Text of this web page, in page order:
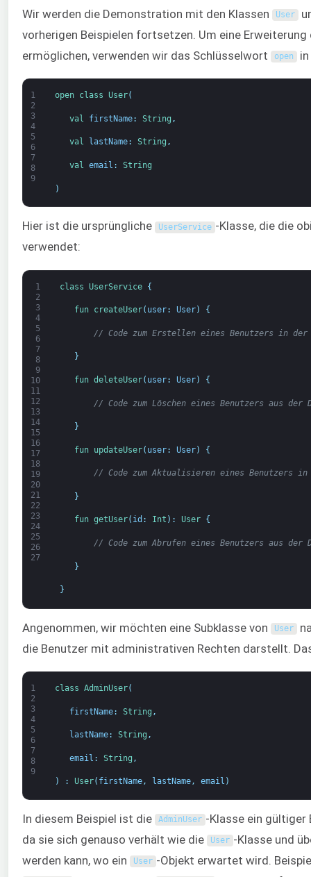
Wir werden die Demonstration mit den Klassen User
vorherigen Beispielen fortsetzen. Um eine Erweiterung
ermöglichen, verwenden wir das Schlüsselwort
open in
1
2
3
4
5
6
7
8
9
open class User(
val firstName: String ,
val lastName: String ,
val email : String
)
Hier ist die ursprüngliche UserService -Klasse, die die
verwendet:
1
2
3
4
5
6
7
8
9
10
11
12
13
14
15
16
17
18
19
20
21
22
23
24
25
26
27
class UserService {
fun createUser( user: User) {
// Code zum Erstellen eines Benutzers in der
}
fun deleteUser( user: User) {
// Code zum Löschen eines Benutzers aus der
}
fun updateUser( user: User) {
// Code zum Aktualisieren eines Benutzers in
}
fun getUser( id : Int ) : User {
// Code zum Abrufen eines Benutzers aus der
}
}
Angenommen, wir möchten eine Subklasse von User
die Benutzer mit administrativen Rechten darstellt.
1
2
3
4
5
6
7
8
9
class AdminUser(
firstName: String ,
lastName: String ,
email : String ,
) : User( firstName, lastName, email )
In diesem Beispiel ist die AdminUser -Klasse ein
da sie sich genauso verhält wie die
User -Klasse und
werden kann, wo ein
User -Objekt erwartet wird.